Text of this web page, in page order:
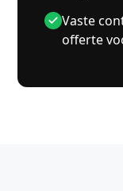
Vaste
offerte